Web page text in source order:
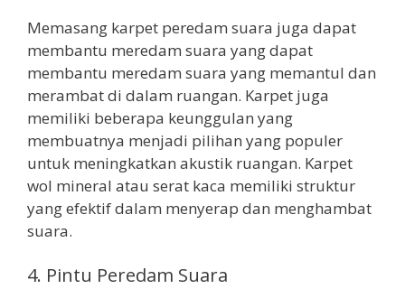
Memasang karpet peredam suara juga dapat
membantu meredam suara yang dapat
membantu meredam suara yang memantul dan
merambat di dalam ruangan. Karpet juga
memiliki beberapa keunggulan yang
membuatnya menjadi pilihan yang populer
untuk meningkatkan akustik ruangan. Karpet
wol mineral atau serat kaca memiliki struktur
yang efektif dalam menyerap dan menghambat
suara.
4. Pintu Peredam Suara